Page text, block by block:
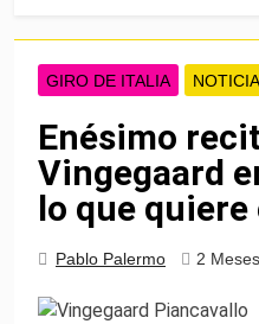
GIRO DE ITALIA
Enésimo
Vingegaard
lo que
Pablo Palermo 2